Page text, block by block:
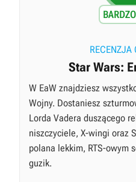
RECENZJA
Star Wars:
W EaW znajdziesz
Wojny. Dostaniesz
Lorda Vadera duszącego
niszczyciele, X-wingi oraz
polana lekkim, RTS-owym
guzik.